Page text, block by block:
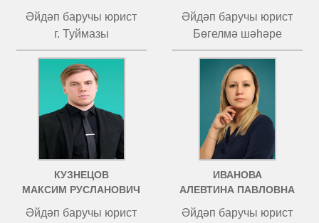
Әйдәп баручы юрист
г. Туймазы
Әйдәп баручы юрист
Бөгелмә шәһәре
КУЗНЕЦОВ
МАКСИМ РУСЛАНОВИЧ
Әйдәп баручы юрист
ИВАНОВА
АЛЕВТИНА ПАВЛОВНА
Әйдәп баручы юрист